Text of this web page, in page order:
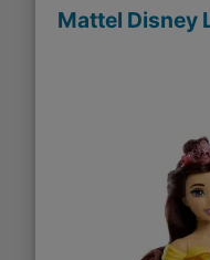
Mattel Disney